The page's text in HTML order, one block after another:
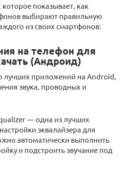
показывает, как
выбирают правильную
из своих смартфонов:
на телефон для
(Андроид)
лучших приложений на Android,
звука, проводных и
— одна из лучших
эквалайзера для
автоматически выполнить
и подстроить звучание под